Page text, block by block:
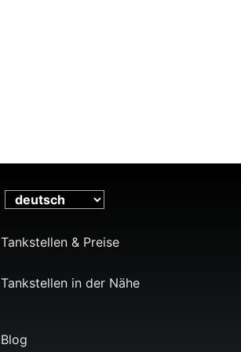
Tankstellen & Preise
Tankstellen in der Nähe
Blog